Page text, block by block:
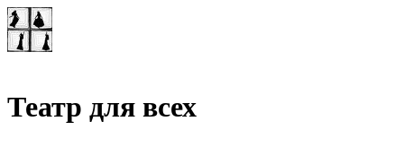
Театр для всех